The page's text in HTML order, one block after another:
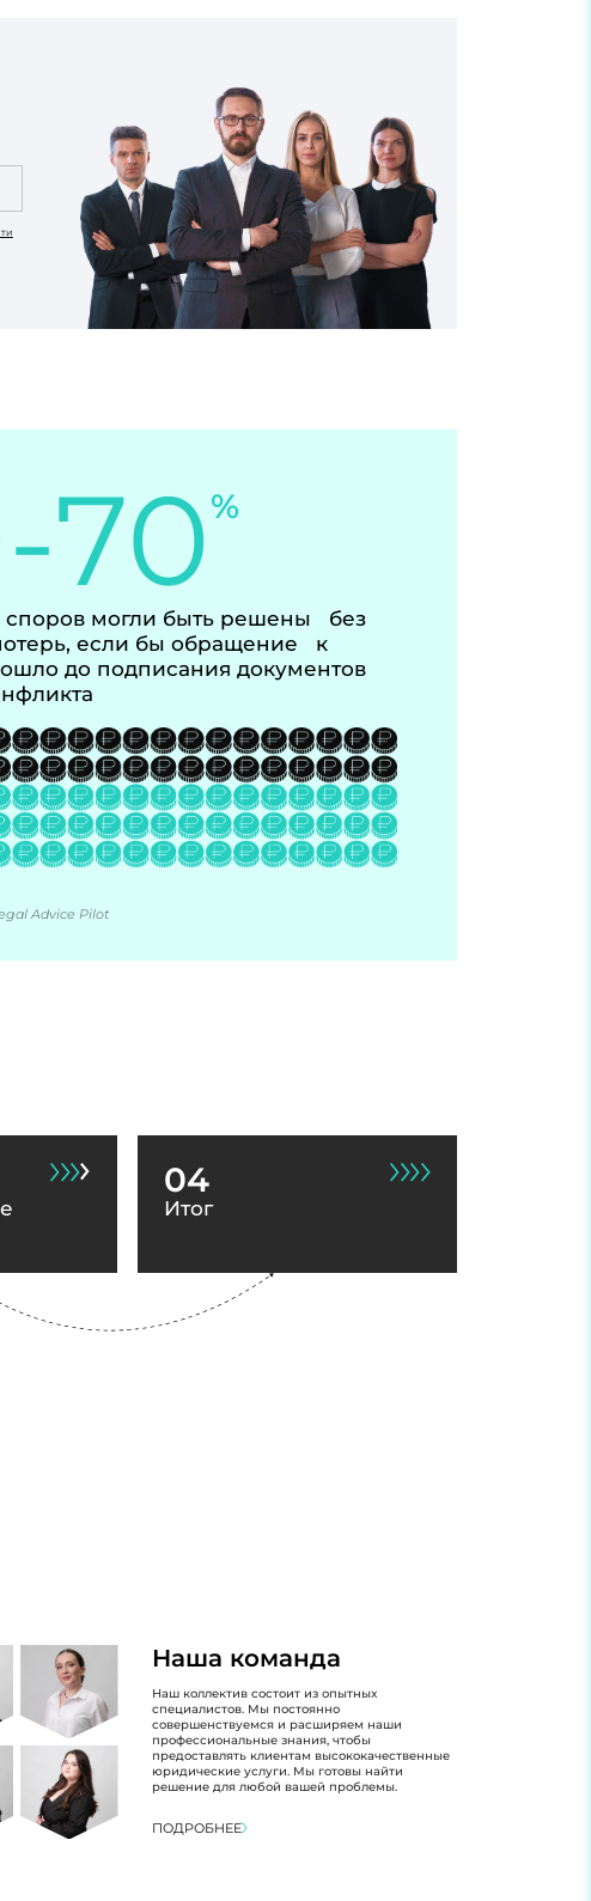
70%
могли быть решены без
если бы обращение к
до подписания документов
Advice Pilot
04
Итог
Наша команда
Наш коллектив состоит из опытных
специалистов. Мы постоянно
совершенствуемся и расширяем наши
профессиональные знания, чтобы
предоставлять клиентам высококачественные
юридические услуги. Мы готовы найти
решение для любой вашей проблемы.
ПОДРОБНЕЕ